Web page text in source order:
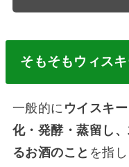
そもそもウィス
一般的に ウイスキ
化・発酵・蒸留し
るお酒のこと を指し